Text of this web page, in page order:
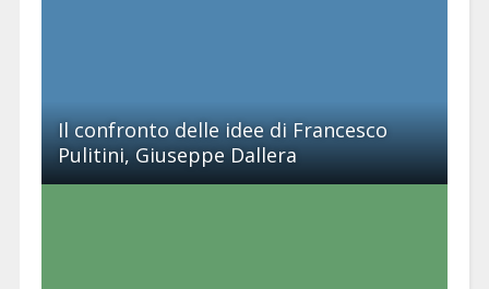
Il confronto delle idee di Francesco
Pulitini, Giuseppe Dallera